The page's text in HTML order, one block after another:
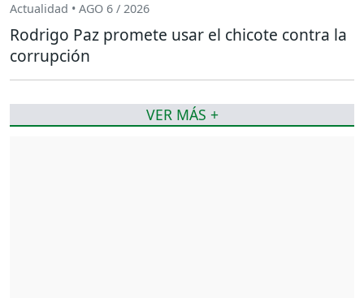
Actualidad • AGO 6 / 2026
Rodrigo Paz promete usar el chicote contra la
corrupción
VER MÁS +